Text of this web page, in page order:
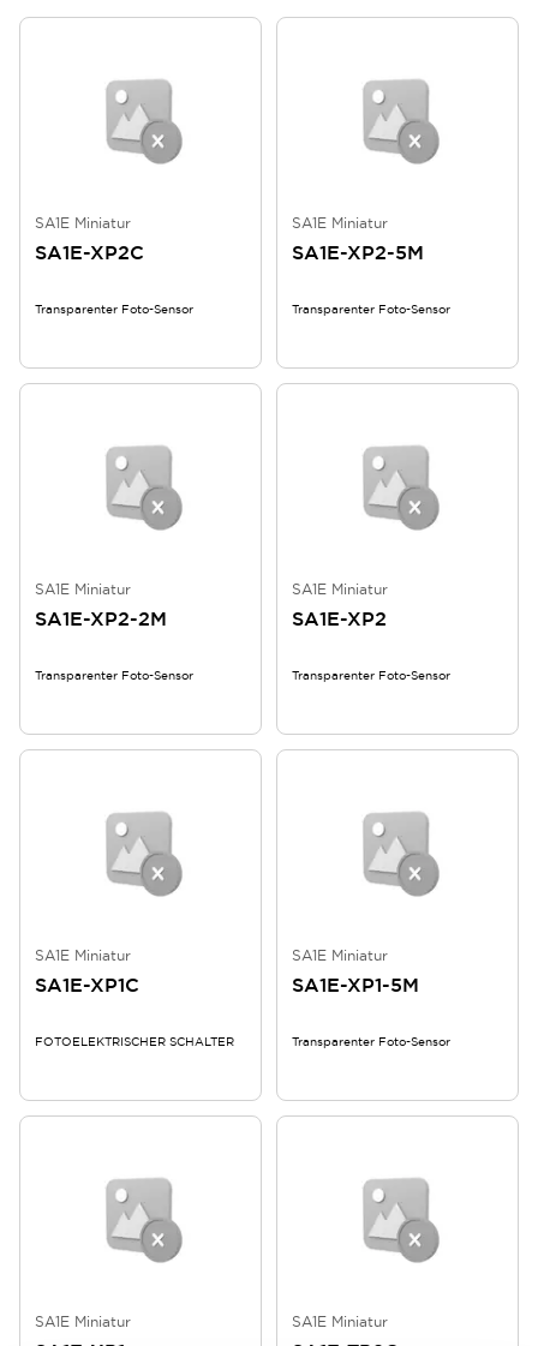
SA1E Miniatur
SA1E-XP2C
Transparenter Foto-Sensor
SA1E Miniatur
SA1E-XP2-5M
Transparenter Foto-Sensor
SA1E Miniatur
SA1E-XP2-2M
Transparenter Foto-Sensor
SA1E Miniatur
SA1E-XP2
Transparenter Foto-Sensor
SA1E Miniatur
SA1E-XP1C
FOTOELEKTRISCHER SCHALTER
SA1E Miniatur
SA1E-XP1-5M
Transparenter Foto-Sensor
SA1E Miniatur SA1E Miniatur